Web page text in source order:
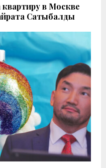
в Москве
Сатыбалды